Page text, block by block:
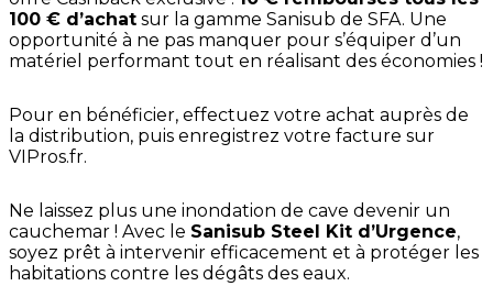
100 € d’achat sur la gamme Sanisub de SFA. Une
opportunité à ne pas manquer pour s’équiper d’un
matériel performant tout en réalisant des économies !
Pour en bénéficier, effectuez votre achat auprès de
la distribution, puis enregistrez votre facture sur
VIPros.fr.
Ne laissez plus une inondation de cave devenir un
cauchemar ! Avec le Sanisub Steel Kit d’Urgence,
soyez prêt à intervenir efficacement et à protéger les
habitations contre les dégâts des eaux.